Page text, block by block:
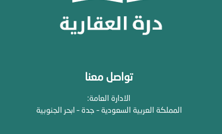
تواصل معنا
الادارة العامة:
المملكة العربية السعودية – جدة – ابحر الجنوبية